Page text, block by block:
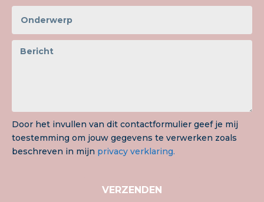
Door het invullen van dit contactformulier geef je mij
toestemming om jouw gegevens te verwerken zoals
beschreven in mijn privacy verklaring.
VERZENDEN